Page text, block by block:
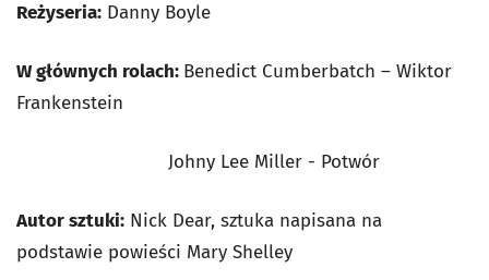
Reżyseria: Danny Boyle
W głównych rolach: Benedict Cumberbatch – Wiktor
Frankenstein
Johny Lee Miller - Potwór
Autor sztuki: Nick Dear, sztuka napisana na
podstawie powieści Mary Shelley